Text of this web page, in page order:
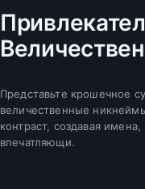
Представьте крошечное
величественные
контраст, создавая
впечатляющи.